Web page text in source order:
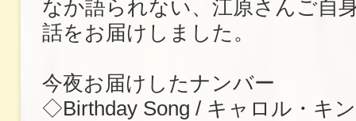
なか語られない、江原さんご自
話をお届けしました。
今夜お届けしたナンバー
◇Birthday Song / キャロル・キ